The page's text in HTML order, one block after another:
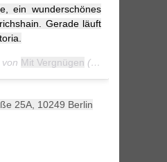
ein wunderschönes
Gerade läuft
Mit Vergnügen (@mitvergnuegen) am
25A, 10249 Berlin